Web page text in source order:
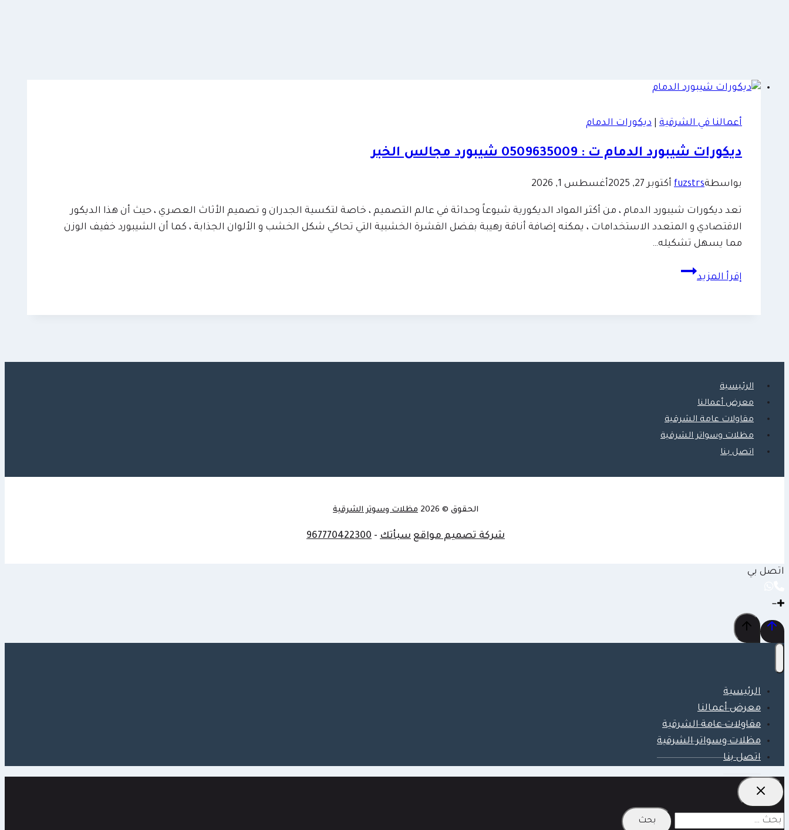
أعمالنا في الشرقية ديكورات الدمام
ديكورات شيبورد الدمام ت : 0509635009 شيبورد مجالس الخبر
بواسطةfuzstrs أكتوبر 27, 2025 أغسطس 1, 2026
تعد ديكورات شيبورد الدمام ، من أكثر المواد الديكورية شيوعاً وحداثة في عالم التصميم ، خاصة لتكسية الجدران و تصميم الأثاث العصري ، حيث أن هذا الديكور
الاقتصادي و المتعدد الاستخدامات ، يمكنه إضافة أناقة رهيبة بفضل القشرة الخشبية التي تحاكي شكل الخشب و الألوان الجذابة ، كما أن الشيبورد خفيف الوزن
مما يسهل تشكيله…
إقرأ المزيد
ديكورات
الرئيسية
معرض أعمالنا
مقاولات عامة الشرقية
مظلات وسواتر الشرقية
اتصل بنا
الحقوق © 2026 مظلات وسوتر الشرقية
شركة تصميم مواقع سبأتك -
967770422300
اتصل بي
الرئيسية
معرض أعمالنا
مقاولات عامة الشرقية
مظلات وسواتر الشرقية
اتصل بنا
البحث